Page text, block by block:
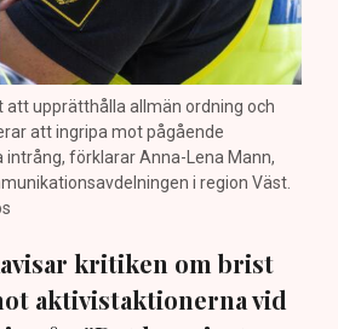
att upprätthålla allmän ordning och
att ingripa mot pågående
intrång, förklarar Anna-Lena Mann,
i region Väst.
kritiken om brist
aktivistaktionerna vid